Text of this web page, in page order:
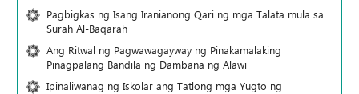
Pagbigkas ng Isang Iranianong Qari ng mga Talata mula sa
Surah Al-Baqarah
Ang Ritwal ng Pagwawagayway ng Pinakamalaking
Pinagpalang Bandila ng Dambana ng Alawi
Ipinaliwanag ng Iskolar ang Tatlong mga Yugto ng